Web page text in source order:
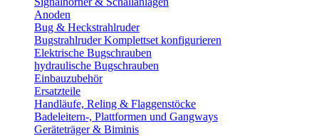
Anoden
Bug & Heckstrahlruder
Bugstrahlruder Komplettset konfigurieren
Elektrische Bugschrauben
hydraulische Bugschrauben
Einbauzubehör
Ersatzteile
Handläufe, Reling & Flaggenstöcke
Badeleitern-, Plattformen und Gangways
Geräteträger & Biminis